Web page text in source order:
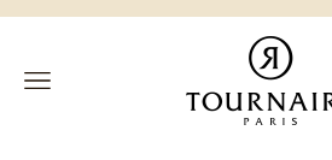
Passer au contenu
Philippe Tournaire
Menu